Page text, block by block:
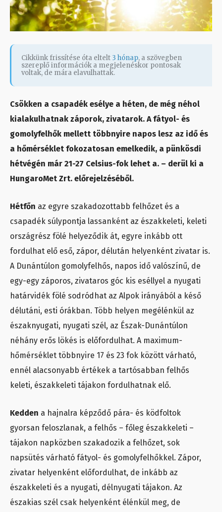
Cikkünk frissítése óta eltelt 3 hónap, a szövegben
szereplő információk a megjelenéskor pontosak
voltak, de mára elavulhattak.
Csökken a csapadék esélye a héten, de még néhol
kialakulhatnak záporok, zivatarok. A fátyol- és
gomolyfelhők mellett többnyire napos lesz az idő és
a hőmérséklet fokozatosan emelkedik, a pünkösdi
hétvégén már 21-27 Celsius-fok lehet a. – derül ki a
HungaroMet Zrt. előrejelzéséből.
Hétfőn az egyre szakadozottabb felhőzet és a
csapadék súlypontja lassanként az északkeleti, keleti
országrész fölé helyeződik át, egyre inkább ott
fordulhat elő eső, zápor, délután helyenként zivatar is.
A Dunántúlon gomolyfelhős, napos idő valószínű, de
egy-egy záporos, zivataros góc kis eséllyel a nyugati
határvidék fölé sodródhat az Alpok irányából a késő
délutáni, esti órákban. Több helyen megélénkül az
északnyugati, nyugati szél, az Észak-Dunántúlon
néhány erős lökés is előfordulhat. A maximum-
hőmérséklet többnyire 17 és 23 fok között várható,
ennél alacsonyabb értékek a tartósabban felhős
keleti, északkeleti tájakon fordulhatnak elő.
Kedden a hajnalra képződő pára- és ködfoltok
gyorsan feloszlanak, a felhős – főleg északkeleti –
tájakon napközben szakadozik a felhőzet, sok
napsütés várható fátyol- és gomolyfelhőkkel. Zápor,
zivatar helyenként előfordulhat, de inkább az
északkeleti és a nyugati, délnyugati tájakon. Az
északias szél csak helyenként élénkül meg, de